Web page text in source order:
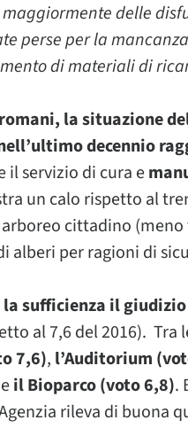
delle
perse per la
di materiali di
la situazione
decennio
il servizio di cura e
un calo rispetto al
cittadino
per ragioni di
la sufficienza il
al 7,6 del 2016).
7,6), l’Auditorium
eil Bioparco (voto 6,8).
rileva di buona